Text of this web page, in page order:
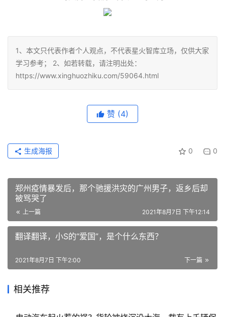
1、本文只代表作者个人观点，不代表星火智库立场，仅供大家
学习参考； 2、如若转载，请注明出处：
https://www.xinghuozhiku.com/59064.html
赞 (4)
0 0
生成海报
郑州疫情暴发后，那个驰援洪灾的广州男子，返乡后却
被骂哭了
上一篇 2021年8月7日 下午12:14
翻译翻译，小S的“爱国”，是个什么东西？
下一篇
2021年8月7日 下午2:00
相关推荐